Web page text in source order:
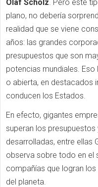
Olaf Scholz. Pero este
plano, no debería
realidad que se viene
años: las grandes
presupuestos que son
potencias mundiales.
o abierta, en destacados
conducen los Estados.
En efecto, gigantes
superan los
desarrolladas, entre ellas
observa sobre todo en el
compañías que logran
del planeta.